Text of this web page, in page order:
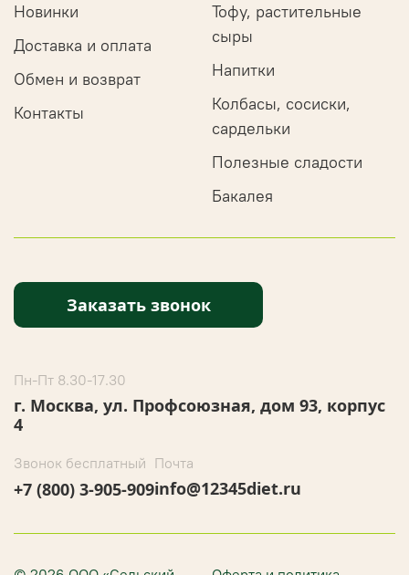
Новинки
Доставка и оплата
Обмен и возврат
Контакты
Тофу, растительные
сыры
Напитки
Колбасы, сосиски,
сардельки
Полезные сладости
Бакалея
Заказать звонок
Пн-Пт 8.30-17.30
г. Москва, ул. Профсоюзная, дом 93, корпус
4
Звонок бесплатный
+7 (800) 3-905-909
Почта
info@12345diet.ru